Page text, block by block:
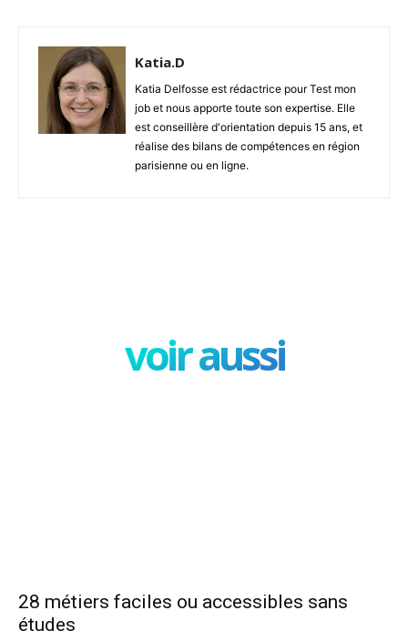
Katia.D
Katia Delfosse est rédactrice pour Test mon
job et nous apporte toute son expertise. Elle
est conseillère d'orientation depuis 15 ans, et
réalise des bilans de compétences en région
parisienne ou en ligne.
voir aussi
28 métiers faciles ou accessibles sans
études